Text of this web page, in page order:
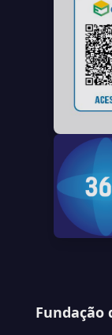
Fundação